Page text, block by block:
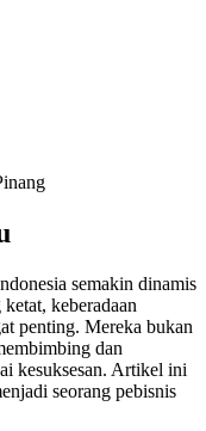
semakin dinamis
keberadaan
penting. Mereka bukan
dan
kesuksesan. Artikel ini
seorang pebisnis